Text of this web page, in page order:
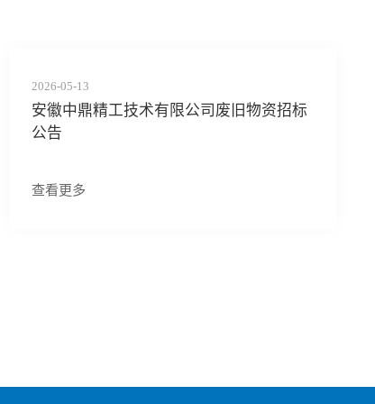
2026-05-13
安徽中鼎精工技术有限公司废旧物资招标
公告
查看更多